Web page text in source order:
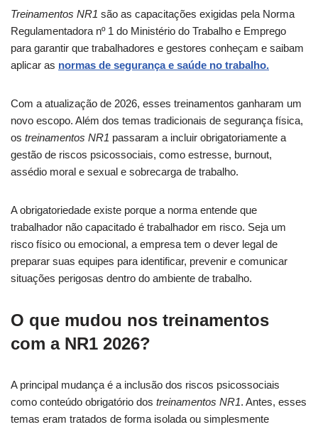
Treinamentos NR1 são as capacitações exigidas pela Norma
Regulamentadora nº 1 do Ministério do Trabalho e Emprego
para garantir que trabalhadores e gestores conheçam e saibam
aplicar as normas de segurança e saúde no trabalho.
Com a atualização de 2026, esses treinamentos ganharam um
novo escopo. Além dos temas tradicionais de segurança física,
os treinamentos NR1 passaram a incluir obrigatoriamente a
gestão de riscos psicossociais, como estresse, burnout,
assédio moral e sexual e sobrecarga de trabalho.
A obrigatoriedade existe porque a norma entende que
trabalhador não capacitado é trabalhador em risco. Seja um
risco físico ou emocional, a empresa tem o dever legal de
preparar suas equipes para identificar, prevenir e comunicar
situações perigosas dentro do ambiente de trabalho.
O que mudou nos treinamentos
com a NR1 2026?
A principal mudança é a inclusão dos riscos psicossociais
como conteúdo obrigatório dos treinamentos NR1. Antes, esses
temas eram tratados de forma isolada ou simplesmente